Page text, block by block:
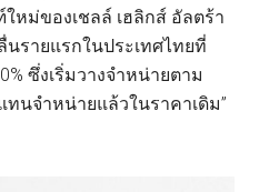
หม่ของเชลล์ เฮลิกส์ อัลตร้า
รายแรกในประเทศไทยที่
ซึ่งเริ่มวางจำหน่ายตาม
นจำหน่ายแล้วในราคาเดิม”